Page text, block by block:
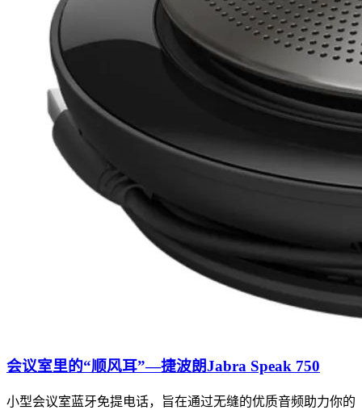
会议室里的“顺风耳”—捷波朗Jabra Speak 750
小型会议室蓝牙免提电话，旨在通过无缝的优质音频助力你的